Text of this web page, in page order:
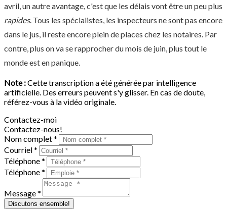
avril, un autre avantage, c'est que les délais vont être un peu plus
rapides. Tous les spécialistes, les inspecteurs ne sont pas encore
dans le jus, il reste encore plein de places chez les notaires. Par
contre, plus on va se rapprocher du mois de juin, plus tout le
monde est en panique.
Note :Cette transcription a été générée par intelligence
artificielle. Des erreurs peuvent s'y glisser. En cas de doute,
référez-vous à la vidéo originale.
Contactez-moi
Contactez-nous!
Nom complet *
Courriel *
Téléphone *
Téléphone *
Message *
Discutons ensemble!